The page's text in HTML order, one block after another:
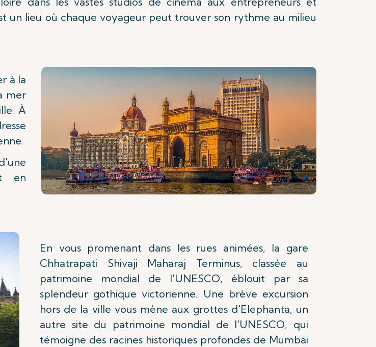
un lieu où chaque voyageur peut trouver son rythme au milieu
à la
mer
À
en
En vous promenant dans les rues animées, la gare
Chhatrapati Shivaji Maharaj Terminus, classée au
patrimoine mondial de l'UNESCO, éblouit par sa
splendeur gothique victorienne. Une brève excursion
hors de la ville vous mène aux grottes d'Elephanta, un
autre site du patrimoine mondial de l'UNESCO, qui
témoigne des racines historiques profondes de Mumbai